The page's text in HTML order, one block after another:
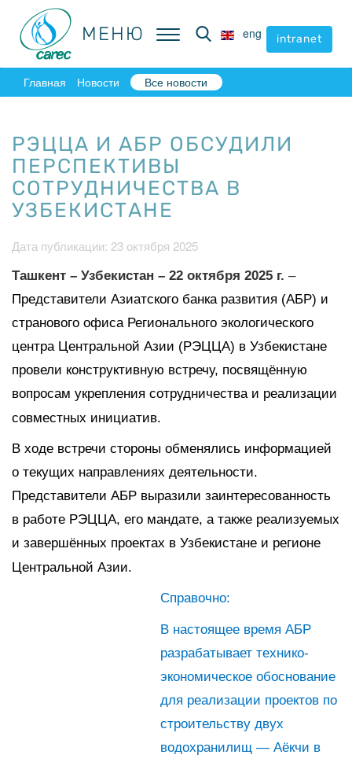
МЕНЮ eng intranet
МЕНЮ eng intranet
Главная Новости Все новости
РЭЦЦА И АБР ОБСУДИЛИ
ПЕРСПЕКТИВЫ
СОТРУДНИЧЕСТВА В
УЗБЕКИСТАНЕ
Дата публикации: 23 октября 2025
Ташкент – Узбекистан – 22 октября 2025 г. –
Представители Азиатского банка развития (АБР) и
странового офиса Регионального экологического
центра Центральной Азии (РЭЦЦА) в Узбекистане
провели конструктивную встречу, посвящённую
вопросам укрепления сотрудничества и реализации
совместных инициатив.
В ходе встречи стороны обменялись информацией
о текущих направлениях деятельности.
Представители АБР выразили заинтересованность
в работе РЭЦЦА, его мандате, а также реализуемых
и завершённых проектах в Узбекистане и регионе
Центральной Азии.
Справочно:
В настоящее время АБР
разрабатывает технико-
экономическое обоснование
для реализации проектов по
строительству двух
водохранилищ — Аёкчи в